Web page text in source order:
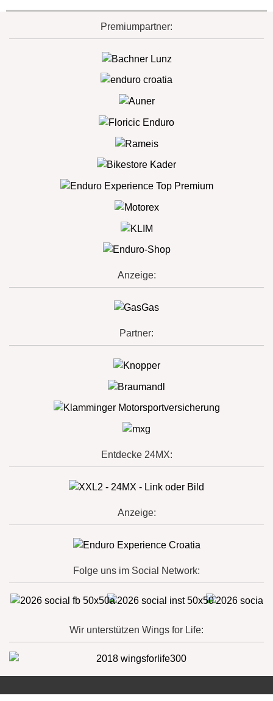
Premiumpartner:
Anzeige:
Partner:
Entdecke 24MX:
Anzeige:
Folge uns im Social Network:
Wir unterstützen Wings for Life: